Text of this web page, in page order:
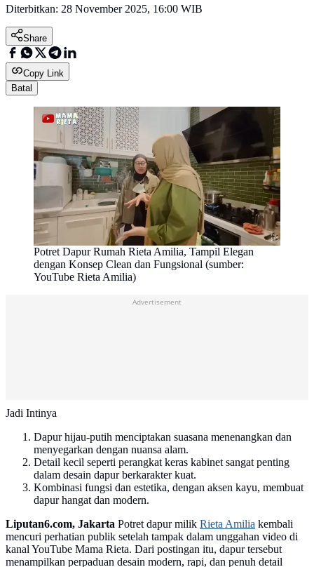
Diterbitkan: 28 November 2025, 16:00 WIB
Share
Copy Link
Batal
Potret Dapur Rumah Rieta Amilia, Tampil Elegan
dengan Konsep Clean dan Fungsional (sumber:
YouTube Rieta Amilia)
Advertisement
Jadi Intinya
Dapur hijau-putih menciptakan suasana menenangkan dan
menyegarkan dengan nuansa alam.
Detail kecil seperti perangkat keras kabinet sangat penting
dalam desain dapur berkarakter kuat.
Kombinasi fungsi dan estetika, dengan aksen kayu, membuat
dapur hangat dan modern.
Liputan6.com, Jakarta Potret dapur milik Rieta Amilia kembali
mencuri perhatian publik setelah tampak dalam unggahan video di
kanal YouTube Mama Rieta. Dari postingan itu, dapur tersebut
menampilkan perpaduan desain modern, rapi, dan penuh detail